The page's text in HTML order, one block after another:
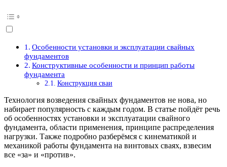
Особенности установки и эксплуатации свайных
фундаментов
Конструктивные особенности и принцип работы
фундамента
Конструкция сваи
Технология возведения свайных фундаментов не нова, но
набирает популярность с каждым годом. В статье пойдёт речь
об особенностях установки и эксплуатации свайного
фундамента, области применения, принципе распределения
нагрузки. Также подробно разберёмся с кинематикой и
механикой работы фундамента на винтовых сваях, взвесим
все «за» и «против».